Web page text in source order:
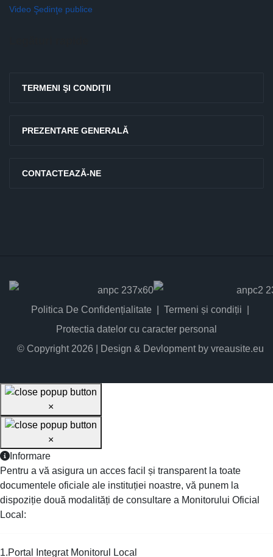
Video Şedinţe publice
TERMENI ŞI CONDIŢII
PREZENTARE GENERALĂ
CONTACTEAZĂ-NE
Politica De Confidențialitate
Termeni și condiții
Protectia datelor cu caracter personal
© Copyright 2026 | Design & Devlopment by vreausite.eu
×
×
Informare
Pentru a vă asigura un acces facil și transparent la toate
documentele oficiale ale instituției noastre, vă punem la
dispoziție două modalități de consultare a Monitorului Oficial
Local:
1.Portal Integrat Monitorul Local